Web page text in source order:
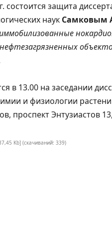
состоится защита
наук Самковым
в 13.00 на заседании
и физиологии
проспект Энтузиастов
Kb] (cкачиваний: 339)